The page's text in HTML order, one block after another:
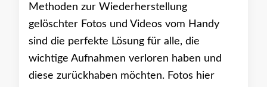
Methoden zur Wiederherstellung
gelöschter Fotos und Videos vom Handy
sind die perfekte Lösung für alle, die
wichtige Aufnahmen verloren haben und
diese zurückhaben möchten. Fotos hier